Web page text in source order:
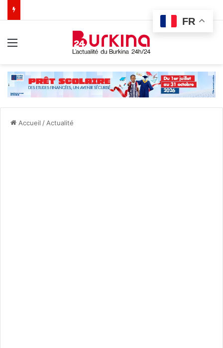
Accueil / Actualité
FR